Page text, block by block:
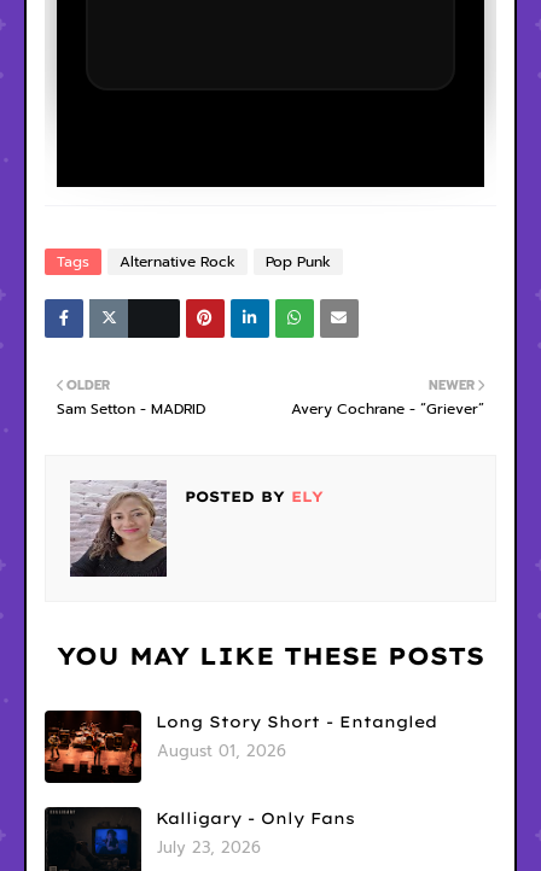
Tags Alternative Rock Pop Punk
NEWER
Avery Cochrane - “Griever”
OLDER
Sam Setton - MADRID
POSTED BY ELY
YOU MAY LIKE THESE POSTS
Long Story Short - Entangled
August 01, 2026
Kalligary - Only Fans
July 23, 2026